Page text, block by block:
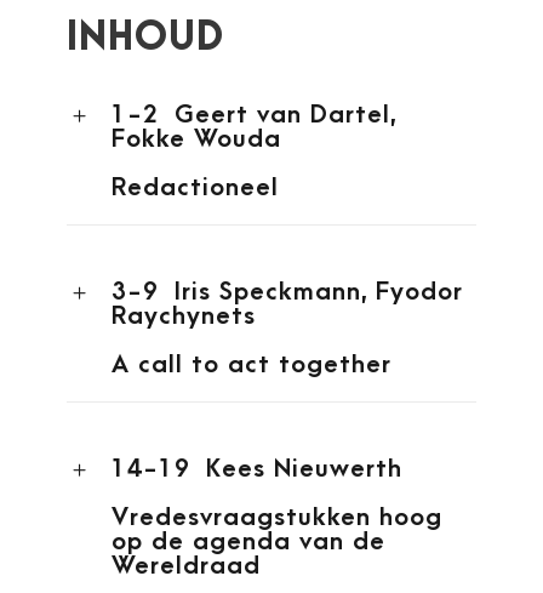
INHOUD
1-2 Geert van Dartel ,
Fokke Wouda
Redactioneel
3-9 Iris Speckmann, Fyodor
Raychynets
A call to act together
14-19
Kees Nieuwerth
Vredesvraagstukken hoog
op de agenda van de
Wereldraad